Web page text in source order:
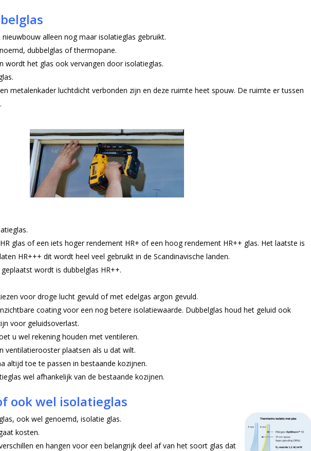
alleen nog maar isolatieglas gebruikt.
dubbelglas of thermopane.
wordt het glas ook vervangen door isolatieglas.
metalenkader luchtdicht verbonden zijn en deze ruimte heet spouw. De ruimte er tussen
glas of een iets hoger rendement HR+ of een hoog rendement HR++ glas. Het laatste is
HR+++ dit wordt heel veel gebruikt in de Scandinavische landen.
wordt is dubbelglas HR++.
voor droge lucht gevuld of met edelgas argon gevuld.
coating voor een nog betere isolatiewaarde. Dubbelglas houd het geluid ook
voor geluidsoverlast.
u wel rekening houden met ventileren.
ventilatierooster plaatsen als u dat wilt.
altijd toe te passen in bestaande kozijnen.
wel afhankelijk van de bestaande kozijnen.
ook wel isolatieglas
ook wel genoemd, isolatie glas.
kosten.
en hangen voor een belangrijk deel af van het soort glas dat